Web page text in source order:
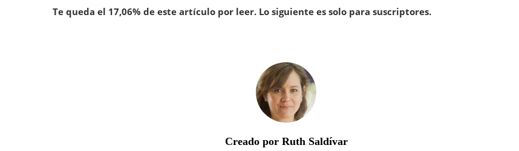
Te queda el 17,06% de este artículo por leer. Lo siguiente es solo para suscriptores.
Creado por Ruth Saldívar